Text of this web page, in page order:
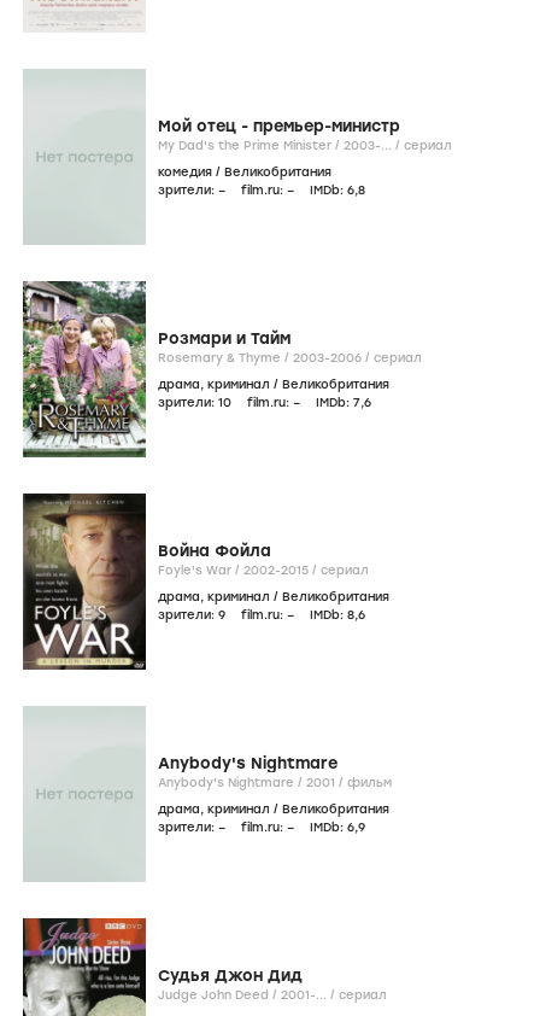
Мой отец - премьер-министр
My Dad's the Prime Minister / 2003-... / сериал
комедия / Великобритания
зрители: – film.ru: – IMDb: 6,8
Розмари и Тайм
Rosemary & Thyme / 2003-2006 / сериал
драма, криминал / Великобритания
зрители: 10 film.ru: – IMDb: 7,6
Война Фойла
Foyle's War / 2002-2015 / сериал
драма, криминал / Великобритания
зрители: 9 film.ru: – IMDb: 8,6
Anybody's Nightmare
Anybody's Nightmare / 2001 / фильм
драма, криминал / Великобритания
зрители: – film.ru: – IMDb: 6,9
Судья Джон Дид
Judge John Deed / 2001-... / сериал